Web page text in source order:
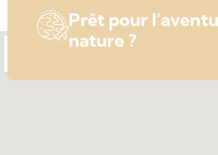
-
Prêt pour
nature ?